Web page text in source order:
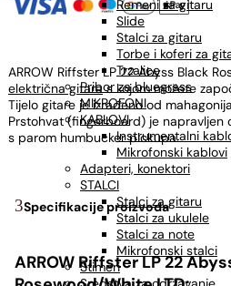
Remeni za gitaru
Slide
Stalci za gitaru
Torbe i koferi za
Trzalice
Pribor za bluegrass
MIKROFONI
KABLOVI
Instrumentalni
Mikrofonski kablovi
Adapteri, konektori
STALCI
Stalci za gitaru
Stalci za ukulele
Stalci za note
Mikrofonski stalci
Štimeri
ARROW Riffster LP 22 Abyss Black
električna gitaras kojom možete
Tijelo gitare je izrađeno od
Prstohvat (fingerboard) je napravljen
s parom humbucker pickupa.
Specifikacije proizvoda
ARROW Riffster LP 22